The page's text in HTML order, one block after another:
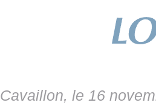
Cavaillon, le 16